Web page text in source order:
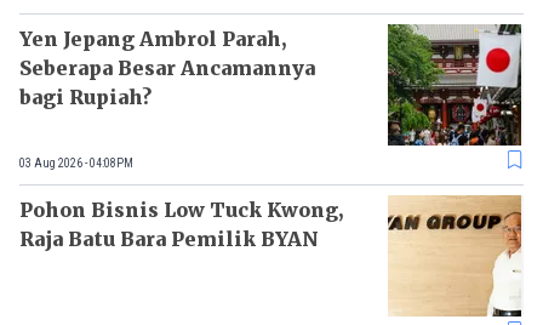
Yen Jepang Ambrol Parah,
Seberapa Besar Ancamannya
bagi Rupiah?
03 Aug 2026 - 04:08PM
Pohon Bisnis Low Tuck Kwong,
Raja Batu Bara Pemilik BYAN